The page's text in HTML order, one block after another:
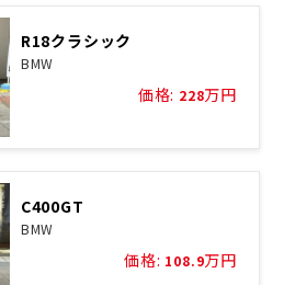
R18クラシック
BMW
価格: 228万円
C400GT
BMW
価格: 108.9万円